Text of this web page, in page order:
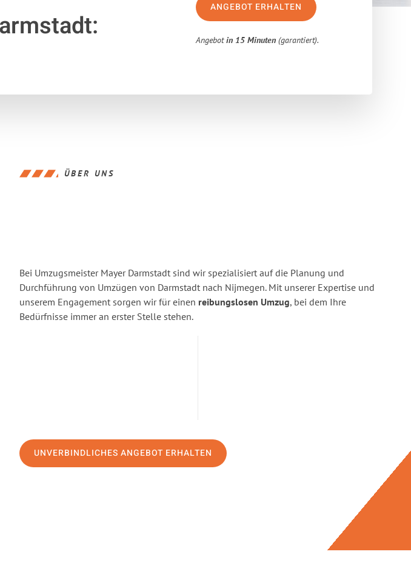
ANGEBOT ERHALTEN
Angebotin 15 Minuten (garantiert).
ÜBER UNS
Bei Umzugsmeister Mayer Darmstadt sind wir spezialisiert auf die Planung und
Durchführung von Umzügen von Darmstadt nach Nijmegen. Mit unserer Expertise und
unserem Engagement sorgen wir für einen reibungslosen Umzug, bei dem Ihre
Bedürfnisse immer an erster Stelle stehen.
UNVERBINDLICHES ANGEBOT ERHALTEN